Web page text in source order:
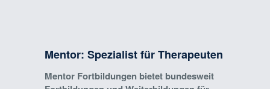
Mentor: Spezialist für Therapeuten
Mentor Fortbildungen bietet bundesweit